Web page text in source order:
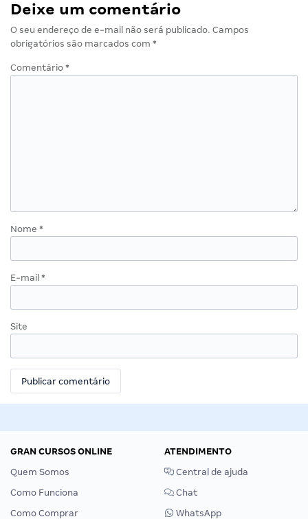
Deixe um comentário
O seu endereço de e-mail não será publicado. Campos
obrigatórios são marcados com *
Comentário *
Nome *
E-mail *
Site
GRAN CURSOS ONLINE
Quem Somos
Como Funciona
Como Comprar
ATENDIMENTO
Central de ajuda
Chat
WhatsApp